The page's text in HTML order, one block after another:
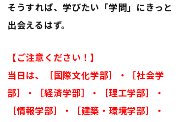
そうすれば、学びたい「学問」にきっと
出会えるはず。
【ご注意ください！】
当日は、［国際文化学部］・［社会学
部］・［経済学部］・［理工学部］・
［情報学部］・［建築・環境学部］・